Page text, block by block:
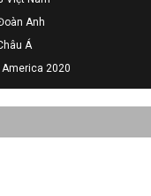
Anh
Á
America 2020